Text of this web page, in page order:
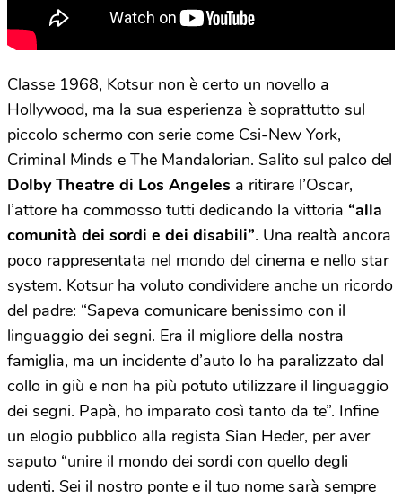
Classe 1968, Kotsur non è certo un novello a
Hollywood, ma la sua esperienza è soprattutto sul
piccolo schermo con serie come Csi-New York,
Criminal Minds e The Mandalorian. Salito sul palco del
Dolby Theatre di Los Angeles a ritirare l’Oscar,
l’attore ha commosso tutti dedicando la vittoria “alla
comunità dei sordi e dei disabili”. Una realtà ancora
poco rappresentata nel mondo del cinema e nello star
system. Kotsur ha voluto condividere anche un ricordo
del padre: “Sapeva comunicare benissimo con il
linguaggio dei segni. Era il migliore della nostra
famiglia, ma un incidente d’auto lo ha paralizzato dal
collo in giù e non ha più potuto utilizzare il linguaggio
dei segni. Papà, ho imparato così tanto da te”. Infine
un elogio pubblico alla regista Sian Heder, per aver
saputo “unire il mondo dei sordi con quello degli
udenti. Sei il nostro ponte e il tuo nome sarà sempre